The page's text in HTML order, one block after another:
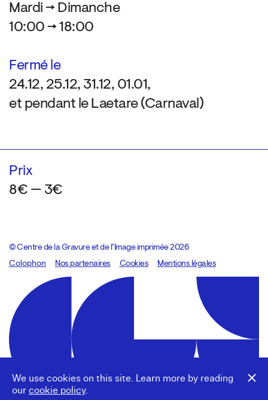
We use cookies on this site. Learn more by reading
our cookie policy.
Mardi → Dimanche
10:00 → 18:00
Fermé le
24.12, 25.12, 31.12, 01.01,
et pendant le Laetare (Carnaval)
Prix
8€ — 3€
© Centre de la Gravure et de l’Image imprimée 2026
Colophon
Design:Marcel Kaczmarek, code:8080.studio
Nos partenaires Cookies Mentions légales